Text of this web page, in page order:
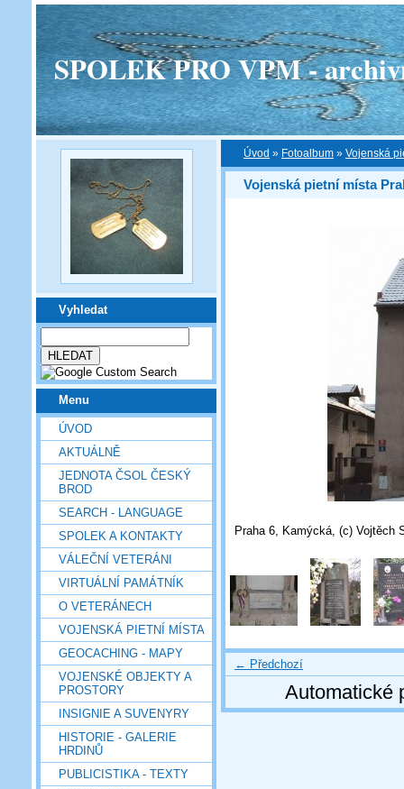
SPOLEK PRO VPM -
Vyhledat
Menu
ÚVOD
AKTUÁLNĚ
JEDNOTA ČSOL ČESKÝ
BROD
SEARCH - LANGUAGE
SPOLEK A KONTAKTY
VÁLEČNÍ VETERÁNI
VIRTUÁLNÍ PAMÁTNÍK
O VETERÁNECH
VOJENSKÁ PIETNÍ MÍSTA
GEOCACHING - MAPY
VOJENSKÉ OBJEKTY A
PROSTORY
INSIGNIE A SUVENYRY
HISTORIE - GALERIE
HRDINŮ
PUBLICISTIKA - TEXTY
Úvod » Fotoalbum » Vojenská
Vojenská pietní místa
Praha 6, Kamýcká, (c) Vojtěch
← Předchozí
Automatické